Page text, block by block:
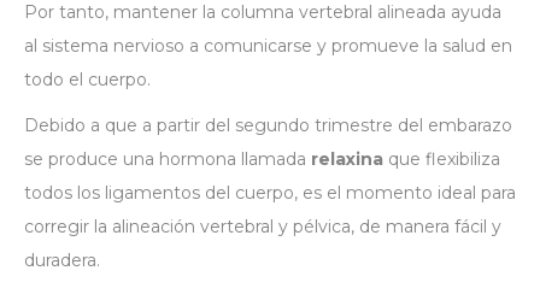
Por tanto, mantener la columna vertebral alineada ayuda
al sistema nervioso a comunicarse y promueve la salud en
todo el cuerpo.
Debido a que a partir del segundo trimestre del embarazo
se produce una hormona llamada relaxina que flexibiliza
todos los ligamentos del cuerpo, es el momento ideal para
corregir la alineación vertebral y pélvica, de manera fácil y
duradera.